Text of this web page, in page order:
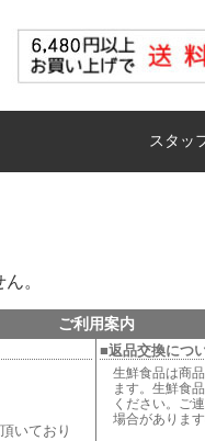
スタッ
。
ご利用案内
いており
■返品交換につ
生鮮食品は商
ます。生鮮食
ください。ご
場合がありま